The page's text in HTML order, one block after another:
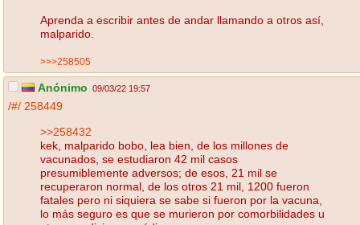
Aprenda a escribir antes de andar llamando a otros así,
malparido.
>>>258505
Anónimo 09/03/22 19:57
/#/ 258449
>>258432
kek, malparido bobo, lea bien, de los millones de
vacunados, se estudiaron 42 mil casos
presumiblemente adversos; de esos, 21 mil se
recuperaron normal, de los otros 21 mil, 1200 fueron
fatales pero ni siquiera se sabe si fueron por la vacuna,
lo más seguro es que se murieron por comorbilidades u